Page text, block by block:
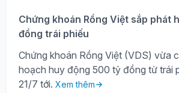
Chứng khoán Rồng Việt sắp phát
đồng trái phiếu
Chứng khoán Rồng Việt (VDS) vừa
hoạch huy động 500 tỷ đồng từ trái
21/7 tới. Xem thêm